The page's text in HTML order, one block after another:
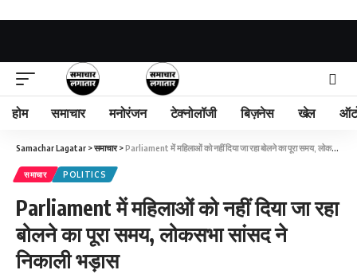
होम समाचार मनोरंजन टेक्नोलॉजी बिज़नेस खेल
Samachar Lagatar >समाचार>Parliament में महिलाओं को नहीं दिया जा रहा बोलने का पूरा समय, लोकसभा सांसद ने निकाली भड़ास
समाचार POLITICS
Parliament में महिलाओं को नहीं दिया जा रहा
बोलने का पूरा समय, लोकसभा सांसद ने
निकाली भड़ास